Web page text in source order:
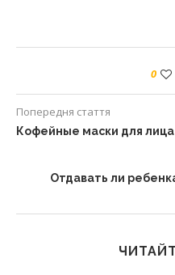
0
Попередня стаття
Кофейные маски для лица
Отдавать ли